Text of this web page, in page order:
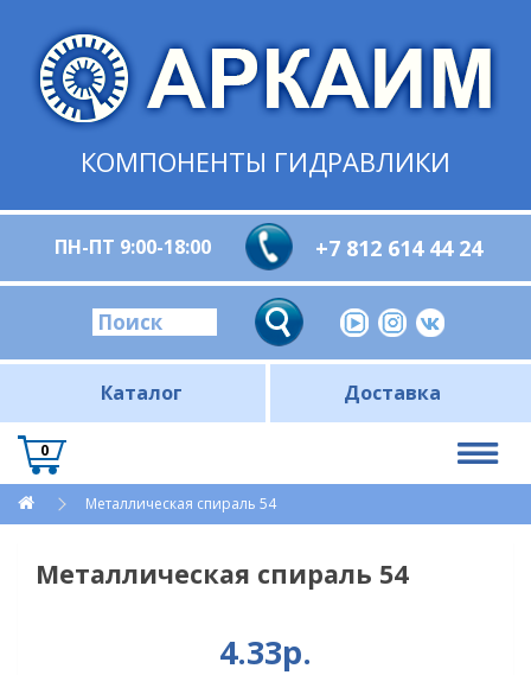
КОМПОНЕНТЫ ГИДРАВЛИКИ
ПН-ПТ 9:00-18:00 +7 812 614 44 24
Каталог Доставка
0
Металлическая спираль 54
Металлическая спираль 54
4.33р.